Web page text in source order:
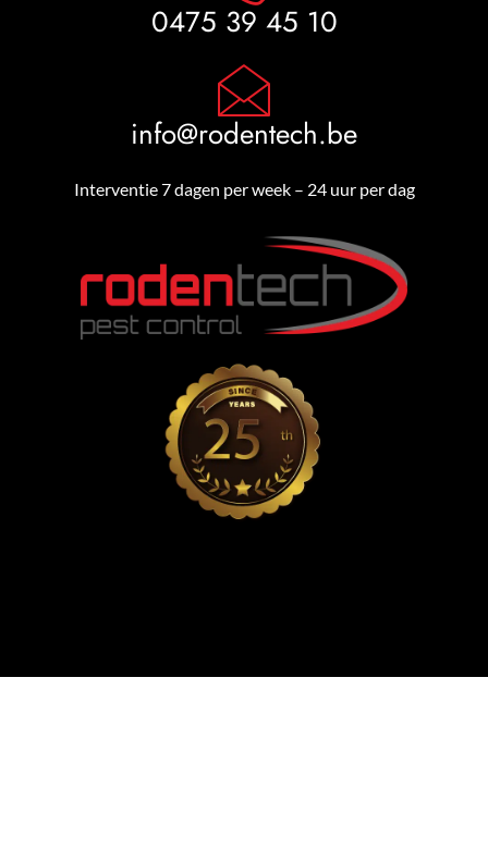
0475 39 45 10
info@rodentech.be
Interventie 7 dagen per week – 24 uur per dag